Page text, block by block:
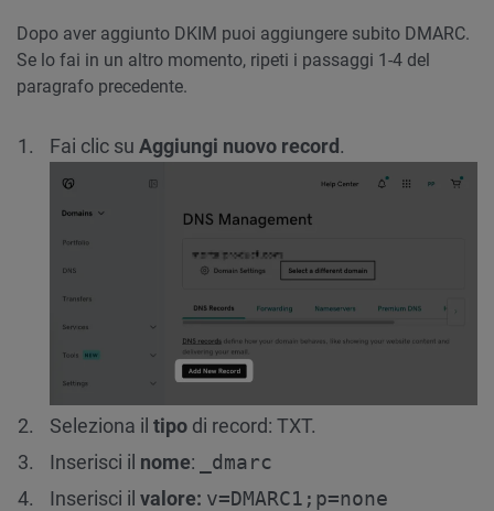
Dopo aver aggiunto DKIM puoi aggiungere subito DMARC.
Se lo fai in un altro momento, ripeti i passaggi 1-4 del
paragrafo precedente.
Fai clic su Aggiungi nuovo record.
Seleziona il tipo di record: TXT.
Inserisci il nome:
_dmarc
Inserisci il valore: v=DMARC1;p=none